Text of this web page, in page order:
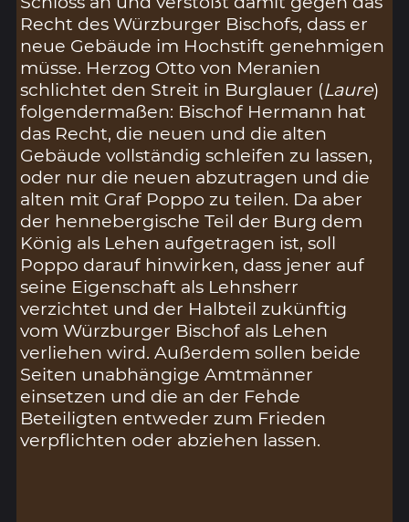
Recht des Würzburger Bischofs, dass er
neue Gebäude im Hochstift genehmigen
müsse. Herzog Otto von Meranien
schlichtet den Streit in Burglauer (Laure)
folgendermaßen: Bischof Hermann hat
das Recht, die neuen und die alten
Gebäude vollständig schleifen zu lassen,
oder nur die neuen abzutragen und die
alten mit Graf Poppo zu teilen. Da aber
der hennebergische Teil der Burg dem
König als Lehen aufgetragen ist, soll
Poppo darauf hinwirken, dass jener auf
seine Eigenschaft als Lehnsherr
verzichtet und der Halbteil zukünftig
vom Würzburger Bischof als Lehen
verliehen wird. Außerdem sollen beide
Seiten unabhängige Amtmänner
einsetzen und die an der Fehde
Beteiligten entweder zum Frieden
verpflichten oder abziehen lassen.